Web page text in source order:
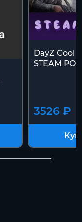
DayZ Cool
STEAM
3526 ₽